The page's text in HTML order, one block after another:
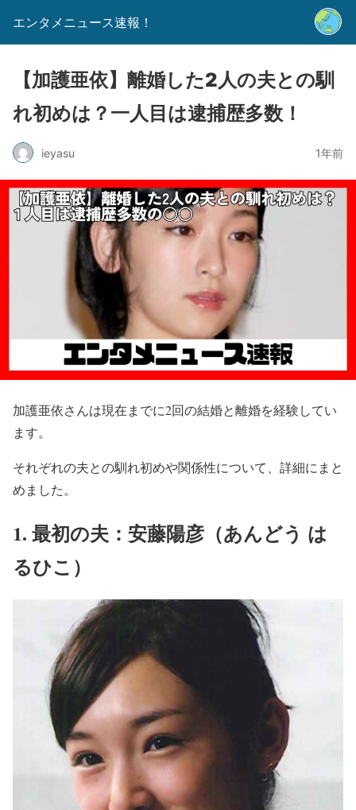
エンタメニュース速報！
【加護亜依】離婚した2人の夫との馴
れ初めは？一人目は逮捕歴多数！
ieyasu 1年前
加護亜依さんは現在までに2回の結婚と離婚を経験してい
ます。
それぞれの夫との馴れ初めや関係性について、詳細にまと
めました。
1. 最初の夫：安藤陽彦（あんどう は
るひこ）